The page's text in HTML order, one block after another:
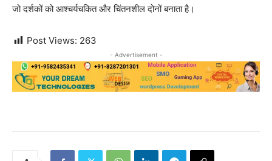
जो दर्शकों को आश्चर्यचकित और चिंतनशील दोनों बनाता है।
Post Views: 263
- Advertisement -